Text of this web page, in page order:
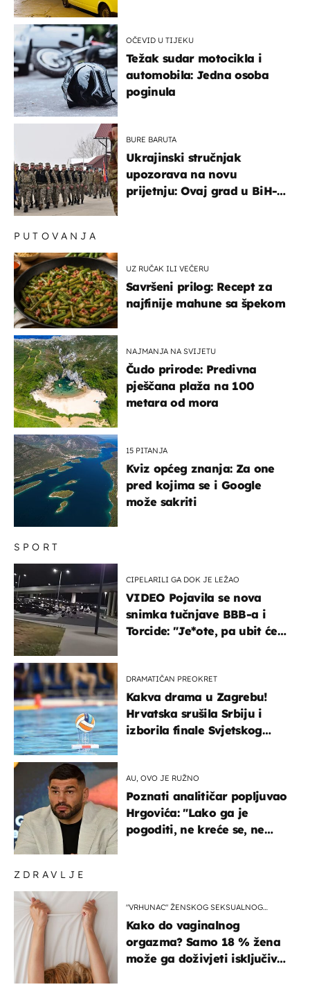
OČEVID U TIJEKU
Težak sudar motocikla i
automobila: Jedna osoba
poginula
BURE BARUTA
Ukrajinski stručnjak
upozorava na novu
prijetnju: Ovaj grad u BiH-u
ZDRAVLJE
"VRHUNAC" ŽENSKOG SEKSUALNOG
Kako do vaginalnog
orgazma? Samo 18 % žena
može ga doživjeti isključivo
SPORT
CIPELARILI GA DOK JE LEŽAO
VIDEO Pojavila se nova
snimka tučnjave BBB-a i
Torcide: "Je*ote, pa ubit će
DRAMATIČAN PREOKRET
Kakva drama u Zagrebu!
Hrvatska srušila Srbiju i
izborila finale Svjetskog
AU, OVO JE RUŽNO
Poznati analitičar popljuvao
Hrgovića: "Lako ga je
pogoditi, ne kreće se, ne
PUTOVANJA
UZ RUČAK ILI VEČERU
Savršeni prilog: Recept za
najfinije mahune sa špekom
NAJMANJA NA SVIJETU
Čudo prirode: Predivna
pješčana plaža na 100
metara od mora
15 PITANJA
Kviz općeg znanja: Za one
pred kojima se i Google
može sakriti